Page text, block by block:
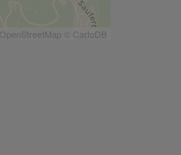
OpenStreetMap © CartoDB